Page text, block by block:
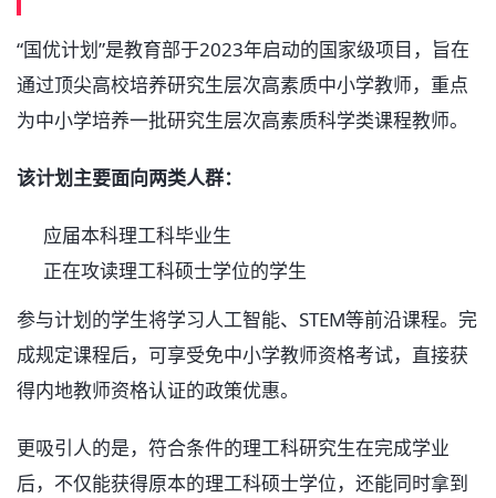
“国优计划”是教育部于2023年启动的国家级项目，旨在
通过顶尖高校培养研究生层次高素质中小学教师，重点
为中小学培养一批研究生层次高素质科学类课程教师。
该计划主要面向两类人群：
应届本科理工科毕业生
正在攻读理工科硕士学位的学生
参与计划的学生将学习人工智能、STEM等前沿课程。完
成规定课程后，可享受免中小学教师资格考试，直接获
得内地教师资格认证的政策优惠。
更吸引人的是，符合条件的理工科研究生在完成学业
后，不仅能获得原本的理工科硕士学位，还能同时拿到